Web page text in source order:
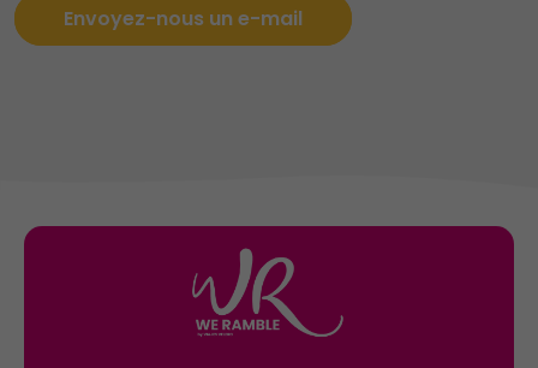
Envoyez-nous un e-mail